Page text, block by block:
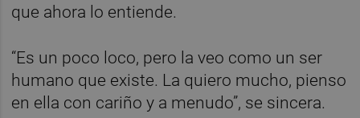
que ahora lo entiende.
“Es un poco loco, pero la veo como un ser
humano que existe. La quiero mucho, pienso
en ella con cariño y a menudo”, se sincera.